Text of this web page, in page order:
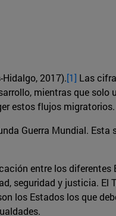
2017).[1] Las
mientras que solo
estos flujos migratorios.
Guerra Mundial. Esta
entre los diferentes
seguridad y justicia. El
los Estados los que